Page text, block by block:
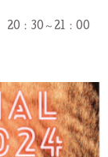
：30～21：00